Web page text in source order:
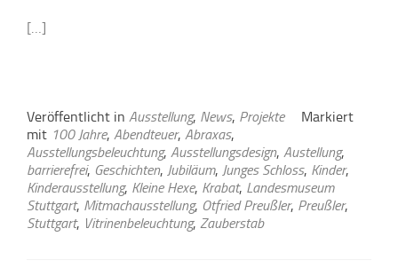
[…]
Veröffentlicht in Ausstellung, News, Projekte
Markiert
mit 100 Jahre, Abendteuer, Abraxas,
Ausstellungsbeleuchtung, Ausstellungsdesign, Austellung,
barrierefrei, Geschichten, Jubiläum, Junges Schloss, Kinder,
Kinderausstellung, Kleine Hexe, Krabat, Landesmuseum
Stuttgart, Mitmachausstellung, Otfried Preußler, Preußler,
Stuttgart, Vitrinenbeleuchtung, Zauberstab